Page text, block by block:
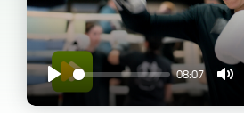
Play
08:07